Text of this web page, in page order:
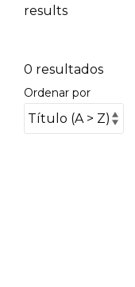
results
0 resultados
Ordenar por